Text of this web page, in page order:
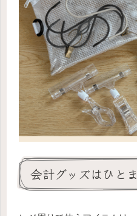
会計グッズはひと